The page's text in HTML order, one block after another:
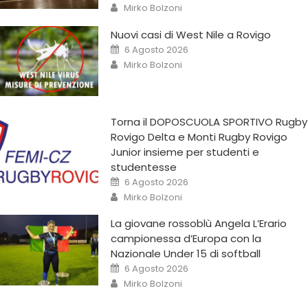
Mirko Bolzoni
Nuovi casi di West Nile a Rovigo
6 Agosto 2026
Mirko Bolzoni
Torna il DOPOSCUOLA SPORTIVO Rugby
Rovigo Delta e Monti Rugby Rovigo
Junior insieme per studenti e
studentesse
6 Agosto 2026
Mirko Bolzoni
La giovane rossoblù Angela L’Erario
campionessa d’Europa con la
Nazionale Under 15 di softball
6 Agosto 2026
Mirko Bolzoni